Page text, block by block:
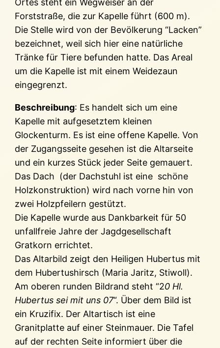
Ortes steht ein Wegweiser an der
Forststraße, die zur Kapelle führt (600 m).
Die Stelle wird von der Bevölkerung “Lacken”
bezeichnet, weil sich hier eine natürliche
Tränke für Tiere befunden hatte. Das Areal
um die Kapelle ist mit einem Weidezaun
eingegrenzt.
Beschreibung: Es handelt sich um eine
Kapelle mit aufgesetztem kleinen
Glockenturm. Es ist eine offene Kapelle. Von
der Zugangsseite gesehen ist die Altarseite
und ein kurzes Stück jeder Seite gemauert.
Das Dach (der Dachstuhl ist eine schöne
Holzkonstruktion) wird nach vorne hin von
zwei Holzpfeilern gestützt.
Die Kapelle wurde aus Dankbarkeit für 50
unfallfreie Jahre der Jagdgesellschaft
Gratkorn errichtet.
Das Altarbild zeigt den Heiligen Hubertus mit
dem Hubertushirsch (Maria Jaritz, Stiwoll).
Am oberen runden Bildrand steht “20 Hl.
Hubertus sei mit uns 07“. Über dem Bild ist
ein Kruzifix. Der Altartisch ist eine
Granitplatte auf einer Steinmauer. Die Tafel
auf der rechten Seite informiert über die